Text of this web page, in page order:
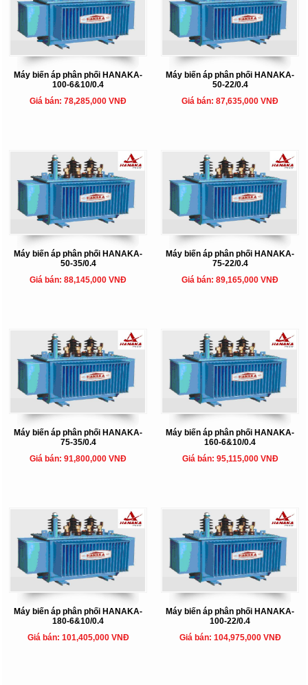
Máy biến áp phân phối HANAKA-
100-6&10/0.4
Giá bán: 78,285,000 VNĐ
Máy biến áp phân phối HANAKA-
50-22/0.4
Giá bán: 87,635,000 VNĐ
Máy biến áp phân phối HANAKA-
50-35/0.4
Giá bán: 88,145,000 VNĐ
Máy biến áp phân phối HANAKA-
75-22/0.4
Giá bán: 89,165,000 VNĐ
Máy biến áp phân phối HANAKA-
75-35/0.4
Giá bán: 91,800,000 VNĐ
Máy biến áp phân phối HANAKA-
160-6&10/0.4
Giá bán: 95,115,000 VNĐ
Máy biến áp phân phối HANAKA-
180-6&10/0.4
Giá bán: 101,405,000 VNĐ
Máy biến áp phân phối HANAKA-
100-22/0.4
Giá bán: 104,975,000 VNĐ